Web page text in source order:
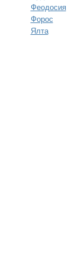
Феодосия
Форос
Ялта